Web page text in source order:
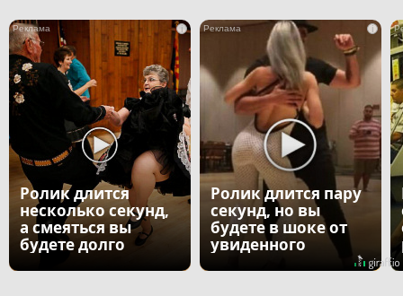
i
Ролик длится
несколько секунд,
а смеяться вы
будете долго
i
Ролик длится пару
секунд, но вы
будете в шоке от
увиденного